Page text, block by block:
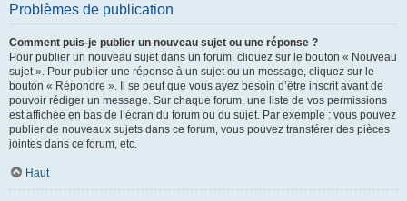
Problèmes de publication
Comment puis-je publier un nouveau sujet ou une réponse ?
Pour publier un nouveau sujet dans un forum, cliquez sur le bouton « Nouveau
sujet ». Pour publier une réponse à un sujet ou un message, cliquez sur le
bouton « Répondre ». Il se peut que vous ayez besoin d’être inscrit avant de
pouvoir rédiger un message. Sur chaque forum, une liste de vos permissions
est affichée en bas de l’écran du forum ou du sujet. Par exemple : vous pouvez
publier de nouveaux sujets dans ce forum, vous pouvez transférer des pièces
jointes dans ce forum, etc.
Haut